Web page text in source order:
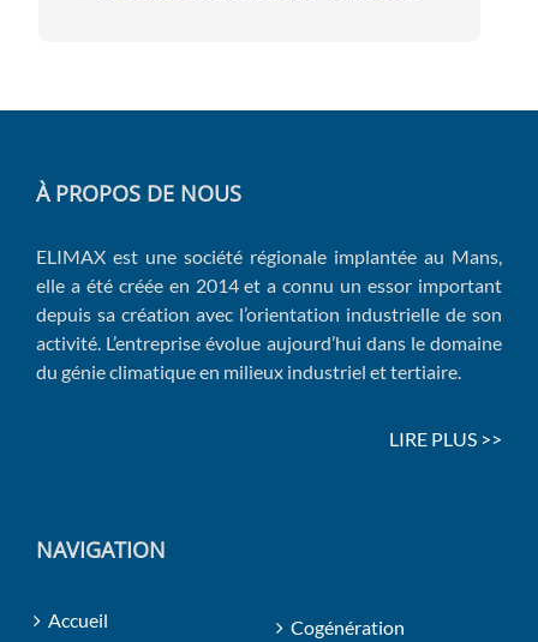
À PROPOS DE NOUS
ELIMAX est une société régionale implantée au Mans,
elle a été créée en 2014 et a connu un essor important
depuis sa création avec l’orientation industrielle de son
activité. L’entreprise évolue aujourd’hui dans le domaine
du génie climatique en milieux industriel et tertiaire.
LIRE PLUS >>
NAVIGATION
Accueil
Cogénération